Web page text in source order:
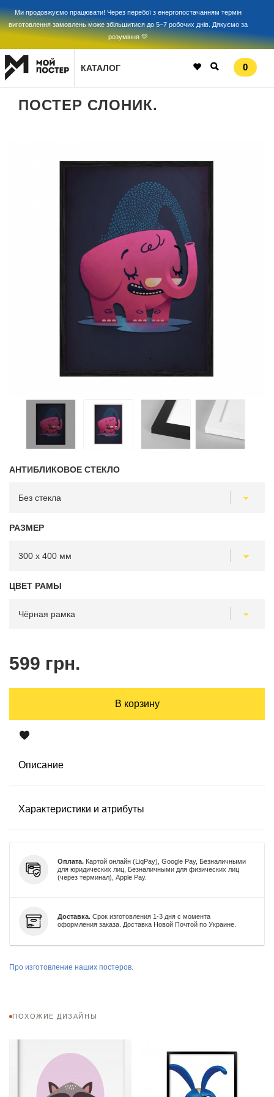
Ми продовжуємо працювати! Через перебої з енергопостачанням термін
виготовлення замовлень може збільшитися до 5–7 робочих днів. Дякуємо за
розуміння 💛
КАТАЛОГ 0
ПОСТЕР СЛОНИК.
АНТИБЛИКОВОЕ СТЕКЛО
РАЗМЕР
ЦВЕТ РАМЫ
599 грн.
В корзину
Описание
Характеристики и атрибуты
Оплата. Картой онлайн (LiqPay), Google Pay, Безналичными
для юридических лиц, Безналичными для физических лиц
(через терминал), Apple Pay.
Доставка. Срок изготовления 1-3 дня с момента
оформления заказа. Доставка Новой Почтой по Украине.
Про изготовление наших постеров.
ПОХОЖИЕ ДИЗАЙНЫ